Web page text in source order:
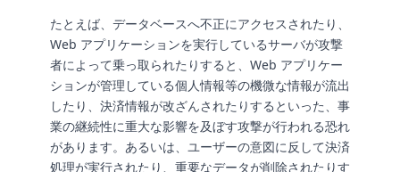
たとえば、データベースへ不正にアクセスされたり、
Web アプリケーションを実行しているサーバが攻撃
者によって乗っ取られたりすると、Web アプリケー
ションが管理している個人情報等の機微な情報が流出
したり、決済情報が改ざんされたりするといった、事
業の継続性に重大な影響を及ぼす攻撃が行われる恐れ
があります。あるいは、ユーザーの意図に反して決済
処理が実行されたり、重要なデータが削除されたりす